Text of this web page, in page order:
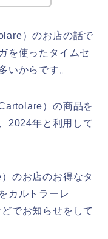
）のお店の話で
を使ったタイムセ
いからです。
）の商品を
2024年と利用して
のお店のお得なタ
カルトラーレ
でお知らせをして